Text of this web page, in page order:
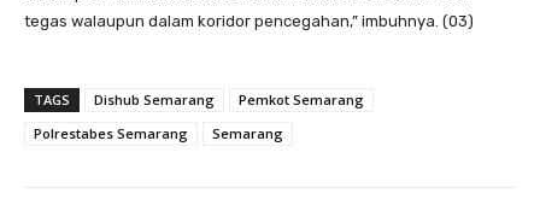
tegas walaupun dalam koridor pencegahan,” imbuhnya. (03)
TAGS Dishub Semarang
Pemkot Semarang
Polrestabes Semarang
Semarang